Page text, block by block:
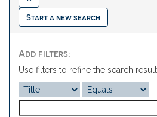
Start a new search
Add filters:
Use filters to refine the search